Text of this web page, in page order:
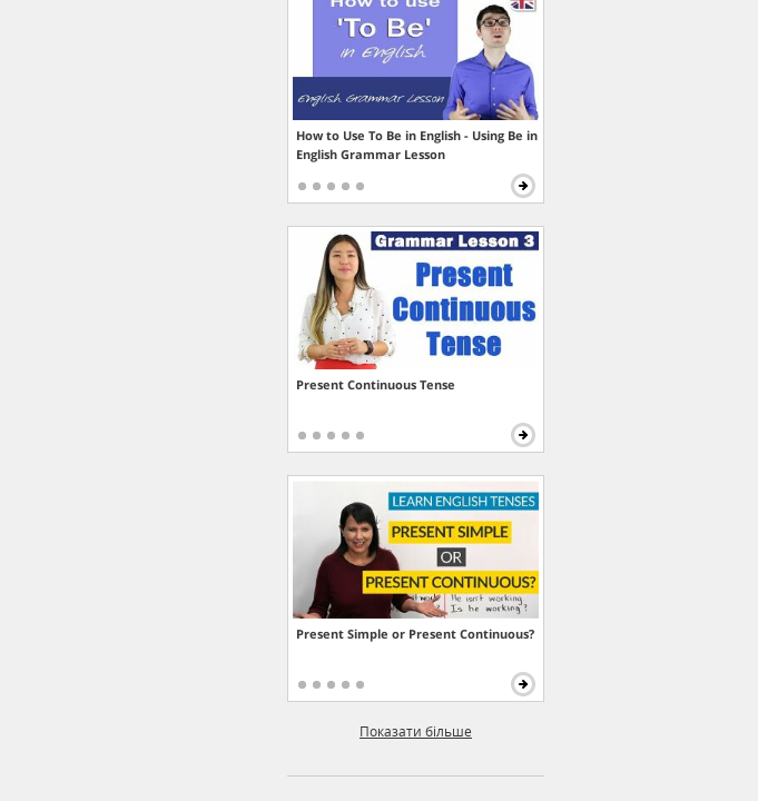
How to Use To Be in English - Using Be in
English Grammar Lesson
Present Continuous Tense
Present Simple or Present Continuous?
Показати більше